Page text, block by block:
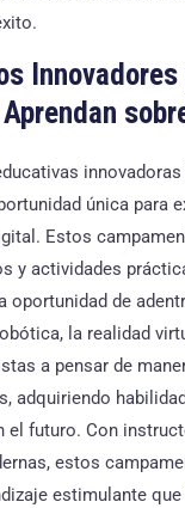
única para
Estos
y actividades
oportunidad de
la realidad
a pensar de
adquiriendo
el futuro. Con
estos
estimulante que